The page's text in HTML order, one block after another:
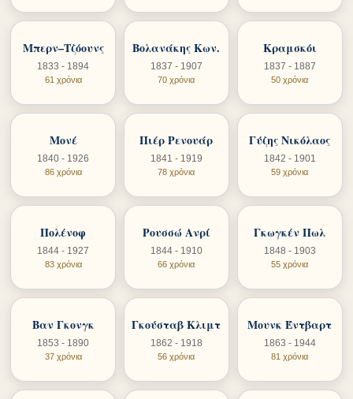
Μπερν–Τζόουνς
1833 - 1894
61 χρόνια
Βολανάκης Κων.
1837 - 1907
70 χρόνια
Κραμσκόι
1837 - 1887
50 χρόνια
Μονέ
1840 - 1926
86 χρόνια
Πιέρ Ρενουάρ
1841 - 1919
78 χρόνια
Γύζης Νικόλαος
1842 - 1901
59 χρόνια
Πολένοφ
1844 - 1927
83 χρόνια
Ρουσσώ Ανρί
1844 - 1910
66 χρόνια
Γκωγκέν Πωλ
1848 - 1903
55 χρόνια
Βαν Γκονγκ
1853 - 1890
37 χρόνια
Γκούσταβ Κλιμτ
1862 - 1918
56 χρόνια
Μουνκ Έντβαρτ
1863 - 1944
81 χρόνια